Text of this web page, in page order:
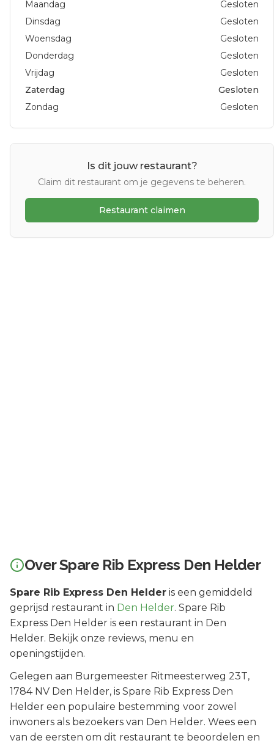
Maandag
Gesloten
Dinsdag
Gesloten
Woensdag
Gesloten
Donderdag
Gesloten
Vrijdag
Gesloten
Zaterdag
Gesloten
Zondag
Gesloten
Is dit jouw restaurant?
Claim dit restaurant om je gegevens te beheren.
Restaurant claimen
OverSpare Rib Express Den Helder
Spare Rib Express Den Helder is een gemiddeld
geprijsd restaurant in Den Helder. Spare Rib
Express Den Helder is een restaurant in Den
Helder. Bekijk onze reviews, menu en
openingstijden.
Gelegen aan Burgemeester Ritmeesterweg 23T,
1784 NV Den Helder, is Spare Rib Express Den
Helder een populaire bestemming voor zowel
inwoners als bezoekers van Den Helder. Wees een
van de eersten om dit restaurant te beoordelen en